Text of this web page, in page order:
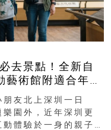
去景點！全新自
藝術館附適合年
友北上深圳一日
園外，近年深圳更
體驗於一身的親子